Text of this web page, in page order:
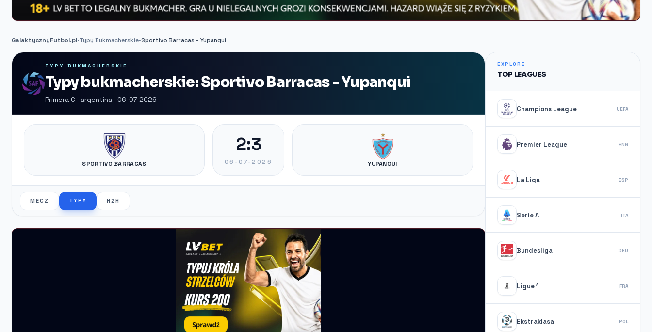
GalaktycznyFutbol.pl•Typy Bukmacherskie•Sportivo Barracas - Yupanqui
TYPY BUKMACHERSKIE
Typy bukmacherskie: Sportivo Barracas - Yupanqui
Primera C · argentina · 06-07-2026
SPORTIVO BARRACAS
2:3
06-07-2026 YUPANQUI
MECZ TYPY H2H
EXPLORE
TOP LEAGUES
Champions League UEFA
Premier League ENG
La Liga ESP
Serie A ITA
Bundesliga DEU
Ligue 1 FRA
Ekstraklasa POL